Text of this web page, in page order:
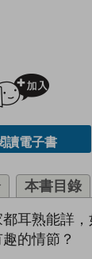
讀電子書
本書目錄
耳熟能詳
的情節？